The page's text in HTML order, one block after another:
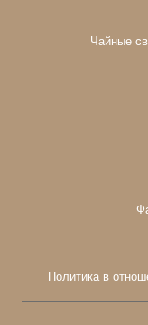
Чайные
Политика в